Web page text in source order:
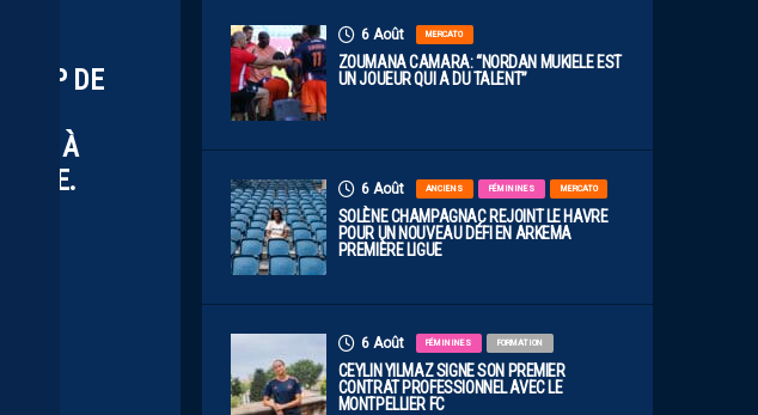
BCP DE
TU
À
VIE.
6 Août MERCATO
ZOUMANA CAMARA: “NORDAN MUKIELE EST
UN JOUEUR QUI A DU TALENT”
6 Août ANCIENS FÉMININES MERCATO
SOLÈNE CHAMPAGNAC REJOINT LE HAVRE
POUR UN NOUVEAU DÉFI EN ARKEMA
PREMIÈRE LIGUE
6 Août FÉMININES FORMATION
CEYLIN YILMAZ SIGNE SON PREMIER
CONTRAT PROFESSIONNEL AVEC LE
MONTPELLIER FC